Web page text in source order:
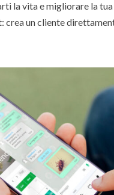
la vita e migliorare la
crea un cliente